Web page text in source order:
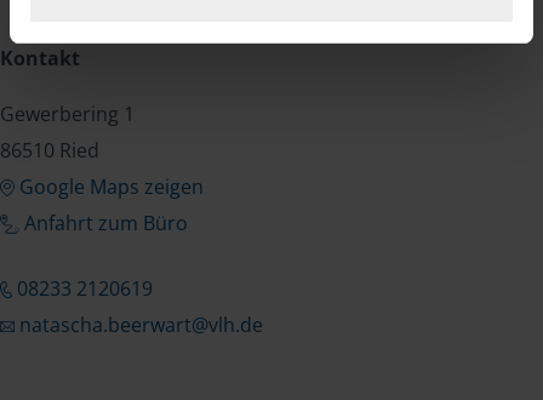
Kontakt
Gewerbering 1
86510 Ried
Google Maps zeigen
Anfahrt zum Büro
08233 2120619
natascha.beerwart@vlh.de